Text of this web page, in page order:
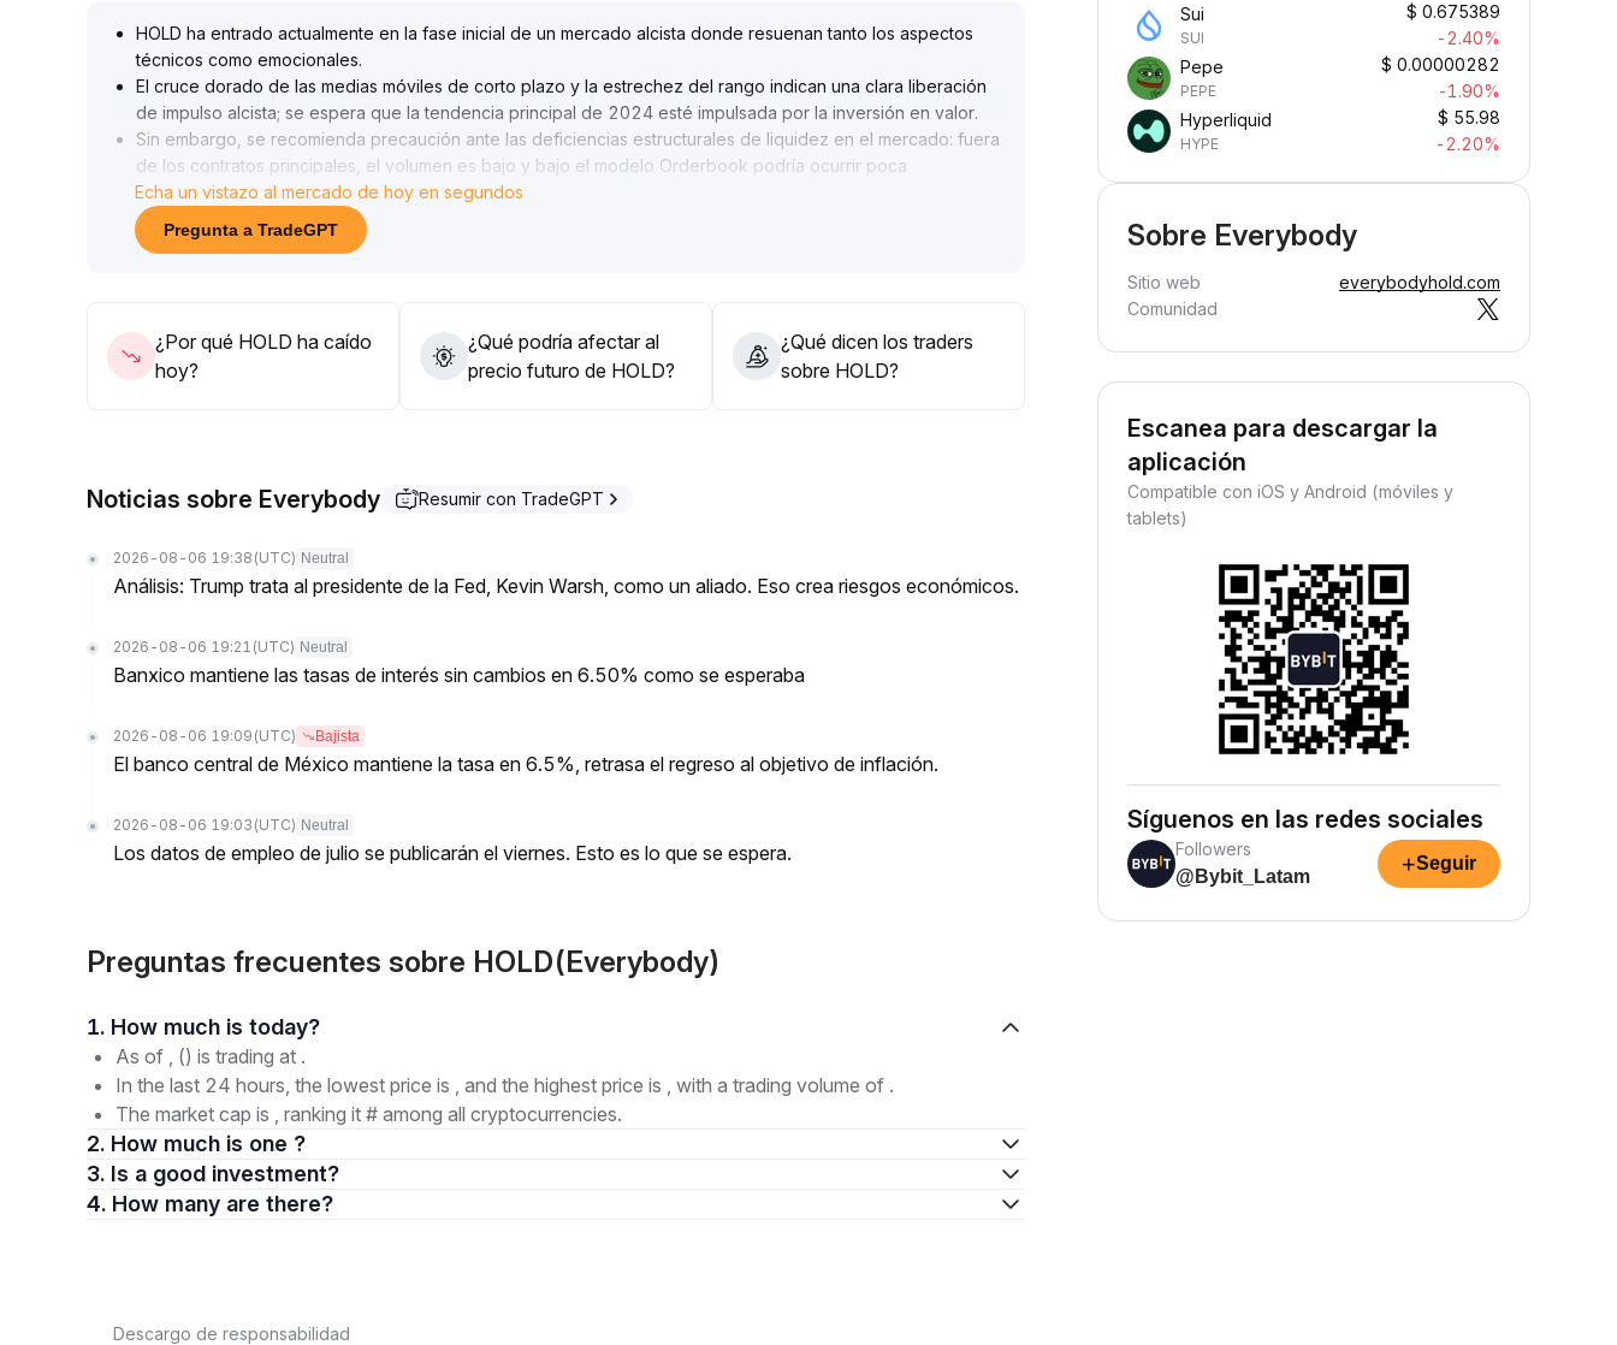
HOLD ha entrado actualmente en la fase inicial de un mercado alcista donde resuenan tanto los aspectos
técnicos como emocionales.
El cruce dorado de las medias móviles de corto plazo y la estrechez del rango indican una clara liberación
de impulso alcista; se espera que la tendencia principal de 2024 esté impulsada por la inversión en valor.
Sin embargo, se recomienda precaución ante las deficiencias estructurales de liquidez en el mercado: fuera
de los contratos principales, el volumen es bajo y bajo el modelo Orderbook podría ocurrir poca
profundidad en las órdenes y deslizamientos inesperados
Se recomienda controlar cuidadosamente las posiciones y diversificar racionalmente las solicitudes,
prestando atención al flujo de fondos en temáticas de largo plazo para optimizar la protección de liquidez
20 y para el mediano plazo, hasta 4
80.
Echa un vistazo al mercado de hoy en segundos
Pregunta a TradeGPT
¿Por qué HOLD ha caído
hoy?
¿Qué podría afectar al
precio futuro de HOLD?
¿Qué dicen los traders
sobre HOLD?
Noticias sobre Everybody Resumir con TradeGPT
2026-08-06 19:38 (UTC) Neutral
Análisis: Trump trata al presidente de la Fed, Kevin Warsh, como un aliado. Eso crea riesgos económicos.
2026-08-06 19:21 (UTC) Neutral
Banxico mantiene las tasas de interés sin cambios en 6.50% como se esperaba
2026-08-06 19:09 (UTC) Bajista
El banco central de México mantiene la tasa en 6.5%, retrasa el regreso al objetivo de inflación.
2026-08-06 19:03 (UTC) Neutral
Los datos de empleo de julio se publicarán el viernes. Esto es lo que se espera.
Preguntas frecuentes sobre HOLD(Everybody)
1. How much is today?
As of , () is trading at .
In the last 24 hours, the lowest price is , and the highest price is , with a trading volume of .
The market cap is , ranking it # among all cryptocurrencies.
2. How much is one ?
3. Is a good investment?
4. How many are there?
Descargo de responsabilidad
Sui
SUI
$ 0.675389
-2.40%
Pepe
PEPE
$ 0.00000282
-1.90%
Hyperliquid
HYPE
$ 55.98
-2.20%
Sobre Everybody
Sitio web
everybodyhold.com
Comunidad
Escanea para descargar la
aplicación
Compatible con iOS y Android (móviles y
tablets)
Síguenos en las redes sociales
Followers
@Bybit_Latam
+Seguir